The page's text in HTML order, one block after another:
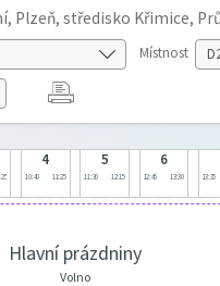
Plzeň, středisko Křimice,
Místnost
4
10:40 11:25
5
11:30 12:15
6
12:45 13:30 13:35
Hlavní prázdniny
Volno